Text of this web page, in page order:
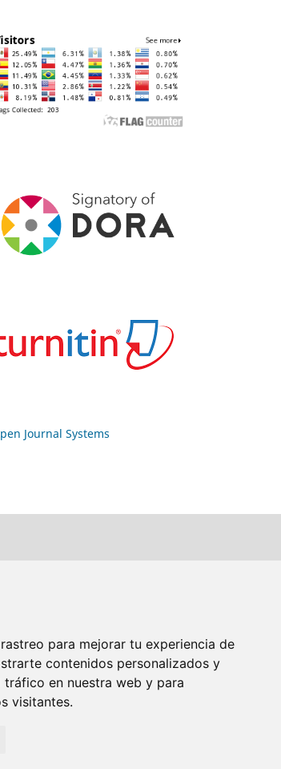
para mejorar tu experiencia de
contenidos personalizados y
tráfico en nuestra web y para
visitantes.
Journal Systems